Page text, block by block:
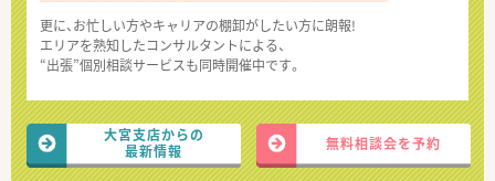
更に、お忙しい方やキャリアの棚卸がしたい方に朗報!
エリアを熟知したコンサルタントによる、
“出張”個別相談サービスも同時開催中です。
大宮支店からの
最新情報
無料相談会を予約